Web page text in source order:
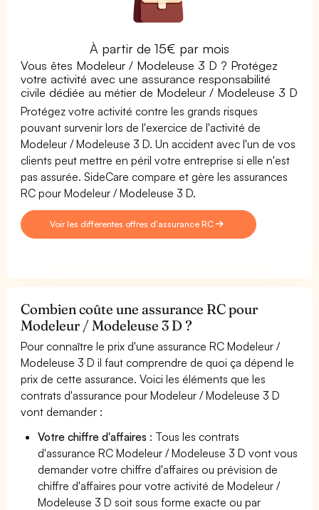
À partir de 15€ par mois
Vous êtes Modeleur / Modeleuse 3 D ? Protégez
votre activité avec une assurance responsabilité
civile dédiée au métier de Modeleur / Modeleuse 3 D
Protégez votre activité contre les grands risques
pouvant survenir lors de l'exercice de l'activité de
Modeleur / Modeleuse 3 D. Un accident avec l'un de vos
clients peut mettre en péril votre entreprise si elle n'est
pas assurée. SideCare compare et gère les assurances
RC pour Modeleur / Modeleuse 3 D.
Voir les différentes offres d'assurance RC
Combien coûte une assurance RC pour
Modeleur / Modeleuse 3 D ?
Pour connaître le prix d'une assurance RC Modeleur /
Modeleuse 3 D il faut comprendre de quoi ça dépend le
prix de cette assurance. Voici les éléments que les
contrats d'assurance pour Modeleur / Modeleuse 3 D
vont demander :
Votre chiffre d'affaires : Tous les contrats
d'assurance RC Modeleur / Modeleuse 3 D vont vous
demander votre chiffre d'affaires ou prévision de
chiffre d'affaires pour votre activité de Modeleur /
Modeleuse 3 D soit sous forme exacte ou par